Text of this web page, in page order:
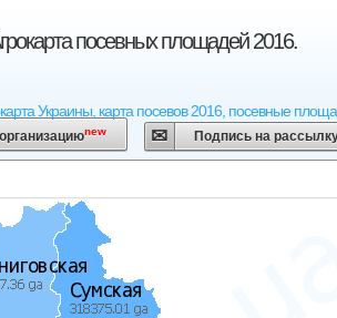
посевных площадей 2016.
Украины, карта посевов 2016, посевные
new Подпись на